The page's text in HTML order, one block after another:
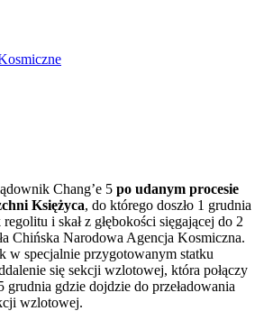
Chang’e 5 po udanym procesie
Księżyca, do którego doszło 1 grudnia
i skał z głębokości sięgającej do 2
Chińska Narodowa Agencja Kosmiczna.
w specjalnie przygotowanym statku
się sekcji wzlotowej, która połączy
grudnia gdzie dojdzie do przeładowania
wzlotowej.